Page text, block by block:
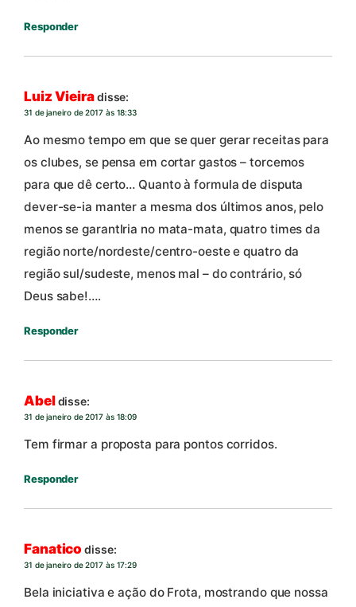
Responder
Luiz Vieiradisse:
31 de janeiro de 2017 às 18:33
Ao mesmo tempo em que se quer gerar receitas para
os clubes, se pensa em cortar gastos – torcemos
para que dê certo… Quanto à formula de disputa
dever-se-ia manter a mesma dos últimos anos, pelo
menos se garantIria no mata-mata, quatro times da
região norte/nordeste/centro-oeste e quatro da
região sul/sudeste, menos mal – do contrário, só
Deus sabe!….
Responder
Abeldisse:
31 de janeiro de 2017 às 18:09
Tem firmar a proposta para pontos corridos.
Responder
Fanatico disse:
31 de janeiro de 2017 às 17:29
Bela iniciativa e ação do Frota, mostrando que nossa